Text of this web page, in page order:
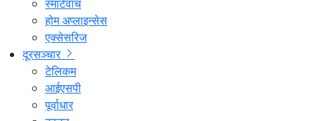
स्मार्टवाच
होम अप्लाइन्सेस
एक्सेसरिज
दूरसञ्चार
टेलिकम
आईएसपी
पूर्वाधार